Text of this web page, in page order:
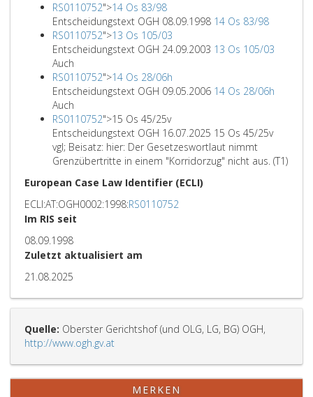
RS0110752">14 Os 83/98
Entscheidungstext OGH 08.09.1998 14 Os 83/98
RS0110752">13 Os 105/03
Entscheidungstext OGH 24.09.2003 13 Os 105/03
Auch
RS0110752">14 Os 28/06h
Entscheidungstext OGH 09.05.2006 14 Os 28/06h
Auch
RS0110752">15 Os 45/25v
Entscheidungstext OGH 16.07.2025 15 Os 45/25v
vgl; Beisatz: hier: Der Gesetzeswortlaut nimmt
Grenzübertritte in einem "Korridorzug" nicht aus. (T1)
European Case Law Identifier (ECLI)
ECLI:AT:OGH0002:1998:RS0110752
Im RIS seit
08.09.1998
Zuletzt aktualisiert am
21.08.2025
Quelle: Oberster Gerichtshof (und OLG, LG, BG) OGH,
http://www.ogh.gv.at
MERKEN